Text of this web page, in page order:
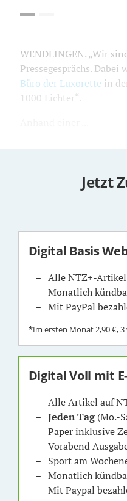
WENDLINGEN. „Wir
Pressegesprächs.
Büro der Luxorette in
1000 Lichter“.
Jetzt
Digital Basis
Alle NTZ+-
Monatlich
Mit PayPal
*Im ersten Monat2,90 €,
Digital Voll mit
Alle Artikel auf
Jeden Tag(Mo.-
Paper inklusive
Vorabend
Sport am
Monatlich
Mit Paypal